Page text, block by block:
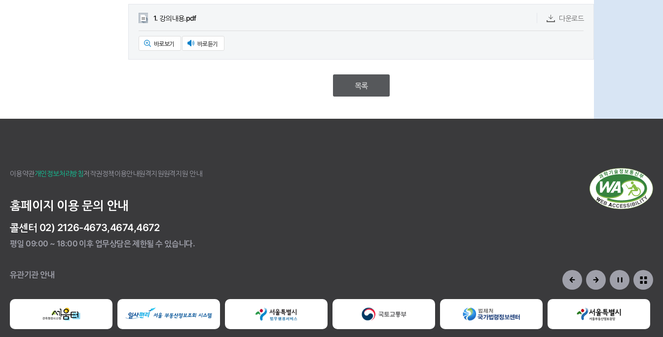
1. 강의내용.pdf 다운로드
바로보기 바로듣기
목록
자료공개
이용약관개인정보처리방침저작권정책이용안내원격지원원격지원 안내
홈페이지 이용 문의 안내
콜센터 02) 2126-4673,4674,4672
평일 09:00 ~ 18:00 이후 업무상담은 제한될 수 있습니다.
유관기관 안내